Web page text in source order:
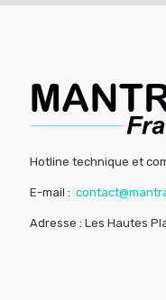
Hotline technique et
E-mail :
Adresse : Les Hautes